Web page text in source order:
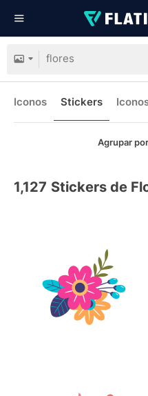
Iconos Stickers
Agrupar
1,127 Stickers de